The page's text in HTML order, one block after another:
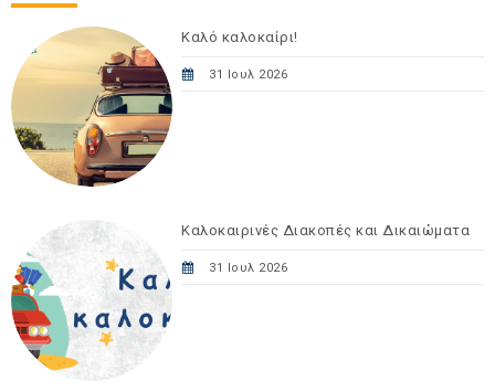
Καλό καλοκαίρι!
31 Ιουλ 2026
Καλοκαιρινές Διακοπές και Δικαιώματα
31 Ιουλ 2026